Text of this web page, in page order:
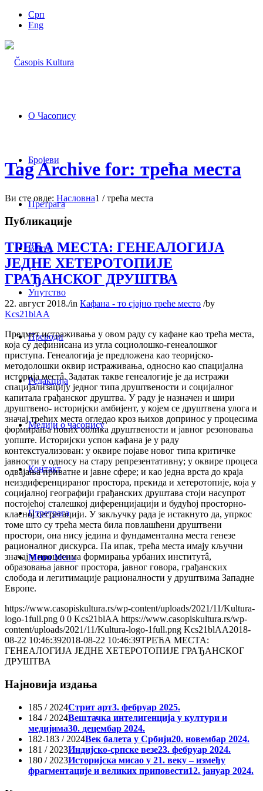
Срп
Eng
О Часопису
Бројеви
Претрага
Вести
Упутство
Преводи
Редакција
Медији о часопису
Контакт
Птретрага
Menu Menu
Tag Archive for: трећа места
Ви сте овде: Насловна1 / трећа места
Публикације
ТРЕЋА МЕСТА: ГЕНЕАЛОГИЈА
ЈЕДНЕ ХЕТЕРОТОПИЈЕ
ГРАЂАНСКОГ ДРУШТВА
22. август 2018./in Кафана - то сјајно треће место /by
Kcs21blAA
Предмет истраживања у овом раду су кафане као трећа места,
која су дефинисана из угла социолошко-генеалошког
приступа. Генеалогија је предложена као теоријско-
методолошки оквир истраживања, односно као спацијална
историја местâ. Задатак такве генеалогије је да истражи
спацијализацију једног типа друштвености и социјалног
капитала грађанског друштва. У раду је назначен и шири
друштвено- историјски амбијент, у којем се друштвена улога и
значај трећих места огледао кроз њихов допринос у процесима
формирања нових облика друштвености и јавног резоновања
уопште. Историјски успон кафана је у раду
контекстуализован: у оквире појаве новог типа критичке
јавности у односу на стару репрезентативну; у оквире процеса
одвајања приватне и јавне сфере; и као једна врста до краја
неиздиференцираног простора, прекида и хетеротопије, која у
социјалној географији грађанских друштава стоји насупрот
постојећој сталешкој диференцијацији и будућој просторно-
класној сегрегацији. У закључку рада је истакнуто да, упркос
томе што су трећа места била повлашћени друштвени
простори, она нису једина и фундаментална места генезе
рационалног дискурса. Па ипак, трећа места имају кључни
значај у процесима формирања урбаних институтâ,
образовања јавног простора, јавног говора, грађанских
слобода и легитимације рационалности у друштвима Западне
Европе.
https://www.casopiskultura.rs/wp-content/uploads/2021/11/Kultura-
logo-1full.png 0 0 Kcs21blAA https://www.casopiskultura.rs/wp-
content/uploads/2021/11/Kultura-logo-1full.png Kcs21blAA2018-
08-22 10:46:392018-08-22 10:46:39ТРЕЋА МЕСТА:
ГЕНЕАЛОГИЈА ЈЕДНЕ ХЕТЕРОТОПИЈЕ ГРАЂАНСКОГ
ДРУШТВА
Најновија издања
185 / 2024Стрит арт3. фебруар 2025.
184 / 2024Вештачка интелигенција у култури и
медијима30. децембар 2024.
182-183 / 2024Век балета у Србији20. новембар 2024.
181 / 2023Индијско-српске везе23. фебруар 2024.
180 / 2023Историјска мисао у 21. веку – између
фрагментације и великих приповести12. јануар 2024.